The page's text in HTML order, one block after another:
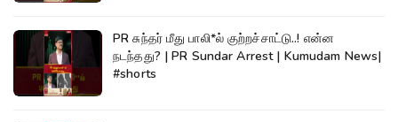
PR சுந்தர் மீது பாலி*ல் குற்றச்சாட்டு..! என்ன
நடந்தது? | PR Sundar Arrest | Kumudam News|
#shorts